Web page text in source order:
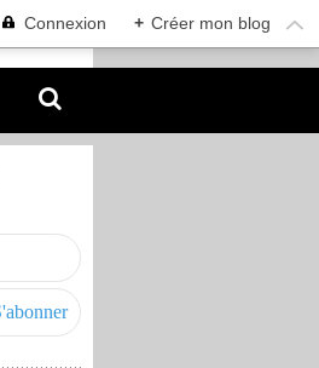
Connexion + Créer mon blog